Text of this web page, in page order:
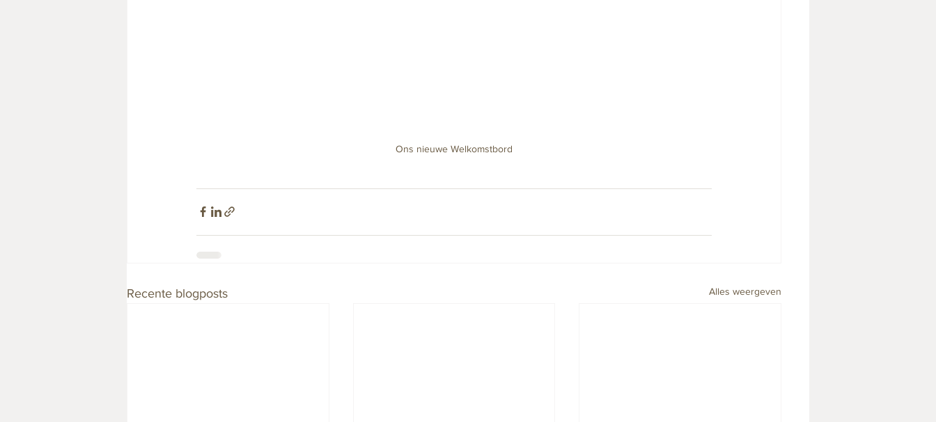
Ons nieuwe Welkomstbord
Recente blogposts Alles weergeven